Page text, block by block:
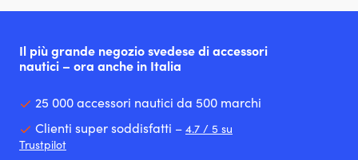
Il più grande negozio svedese di accessori
nautici – ora anche in Italia
25 000 accessori nautici da 500 marchi
Clienti super soddisfatti – 4.7 / 5 su
Trustpilot